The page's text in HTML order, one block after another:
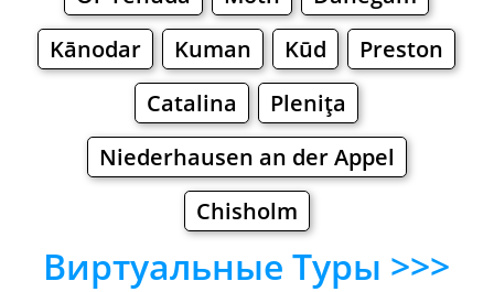
Kānodar
Kuman Kūd
Preston
Catalina
Pleniţa
Niederhausen an der Appel
Chisholm
Виртуальные Туры >>>